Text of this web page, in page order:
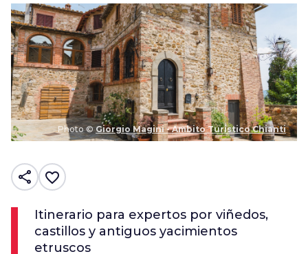
Photo © Giorgio Magini - Ambito Turistico Chianti
share favorite_border
Itinerario para expertos por viñedos,
castillos y antiguos yacimientos
etruscos